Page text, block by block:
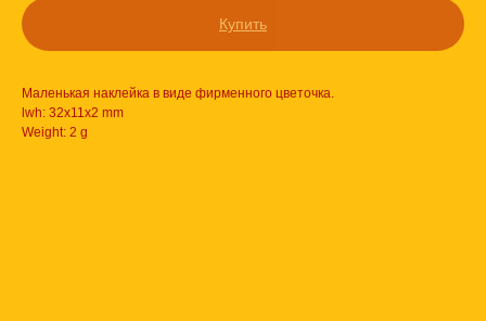
Купить
Маленькая наклейка в виде фирменного цветочка.
lwh: 32x11x2 mm
Weight: 2 g